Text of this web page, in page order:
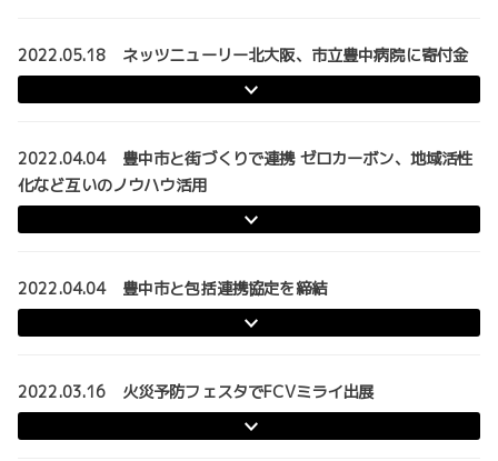
2022.05.18 ネッツニューリー北大阪、市立豊中病院に寄付金
2022.04.04 豊中市と街づくりで連携 ゼロカーボン、地域活性
化など互いのノウハウ活用
2022.04.04 豊中市と包括連携協定を締結
2022.03.16 火災予防フェスタでFCVミライ出展